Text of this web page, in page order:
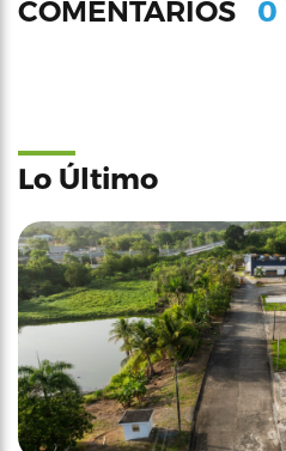
COMENTARIOS 0
Lo Último